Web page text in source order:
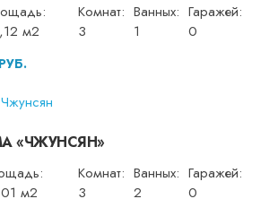
м2
Комнат:
3
Ванных:
1
Гаражей:
0
«ЧЖУНСЯН»
м2
Комнат:
3
Ванных:
2
Гаражей:
0